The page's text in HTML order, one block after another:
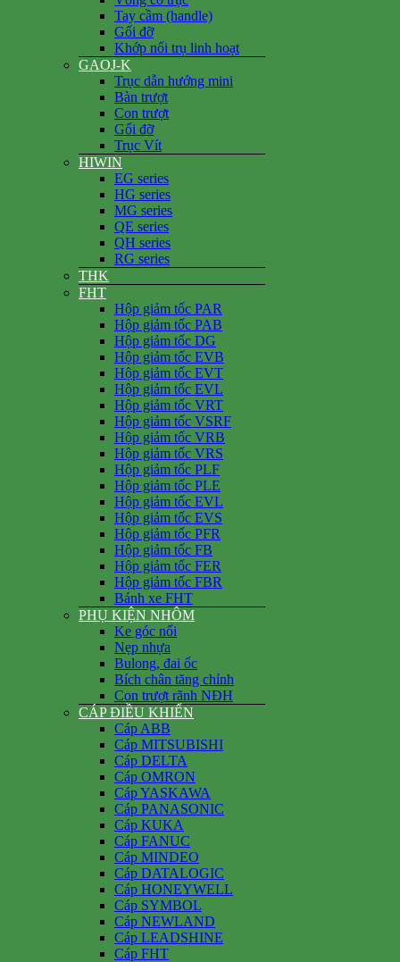
Tay cầm (handle)
Gối đỡ
Khớp nối trụ linh hoạt
GAOJ-K
Trục dẫn hướng mini
Bàn trượt
Con trượt
Gối đỡ
Trục Vít
HIWIN
EG series
HG series
MG series
QE series
QH series
RG series
THK
FHT
Hộp giảm tốc PAR
Hộp giảm tốc PAB
Hộp giảm tốc DG
Hộp giảm tốc EVB
Hộp giảm tốc EVT
Hộp giảm tốc EVL
Hộp giảm tốc VRT
Hộp giảm tốc VSRF
Hộp giảm tốc VRB
Hộp giảm tốc VRS
Hộp giảm tốc PLF
Hộp giảm tốc PLE
Hộp giảm tốc EVL
Hộp giảm tốc EVS
Hộp giảm tốc PFR
Hộp giảm tốc FB
Hộp giảm tốc FER
Hộp giảm tốc FBR
Bánh xe FHT
PHỤ KIỆN NHÔM
Ke góc nổi
Nẹp nhựa
Bulong, đai ốc
Bích chân tăng chỉnh
Con trượt rãnh NĐH
CÁP ĐIỀU KHIỂN
Cáp ABB
Cáp MITSUBISHI
Cáp DELTA
Cáp OMRON
Cáp YASKAWA
Cáp PANASONIC
Cáp KUKA
Cáp FANUC
Cáp MINDEO
Cáp DATALOGIC
Cáp HONEYWELL
Cáp SYMBOL
Cáp NEWLAND
Cáp LEADSHINE
Cáp FHT